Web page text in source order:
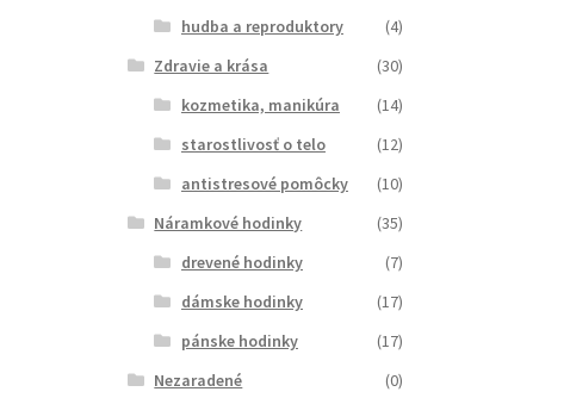
hudba a reproduktory
(4)
Zdravie a krása
(30)
kozmetika, manikúra
(14)
starostlivosť o telo
(12)
antistresové pomôcky
(10)
Náramkové hodinky
(35)
drevené hodinky
(7)
dámske hodinky
(17)
pánske hodinky
(17)
Nezaradené
(0)